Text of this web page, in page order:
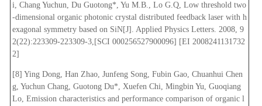
i, Chang Yuchun, Du Guotong*, Yu M.B., Lo G.Q, Low threshold two
-dimensional organic photonic crystal distributed feedback laser with h
exagonal symmetry based on SiN[J]. Applied Physics Letters. 2008, 9
2(22):223309-223309-3,[SCI 000256527900096] [EI 2008241131732
2]
[8] Ying Dong, Han Zhao, Junfeng Song, Fubin Gao, Chuanhui Chen
g, Yuchun Chang, Guotong Du*, Xuefen Chi, Mingbin Yu, Guoqiang
Lo, Emission characteristics and performance comparison of organic l